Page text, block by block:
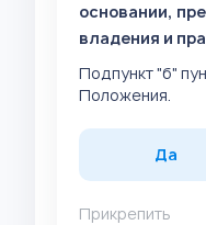
основании,
владения и
Подпункт "б"
Положения.
Да
Прикрепить